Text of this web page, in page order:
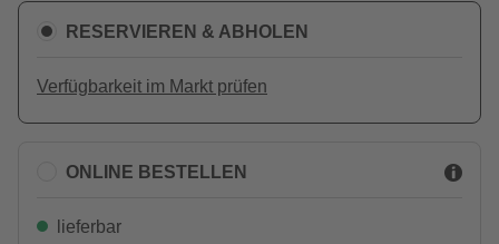
RESERVIEREN & ABHOLEN
Verfügbarkeit im Markt prüfen
ONLINE BESTELLEN
lieferbar